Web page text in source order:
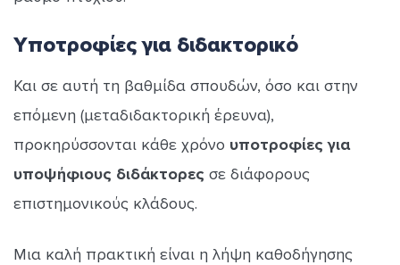
Υποτροφίες για διδακτορικό
Και σε αυτή τη βαθμίδα σπουδών, όσο και στην
επόμενη (μεταδιδακτορική έρευνα),
προκηρύσσονται κάθε χρόνο υποτροφίες για
υποψήφιους διδάκτορες σε διάφορους
επιστημονικούς κλάδους.
Μια καλή πρακτική είναι η λήψη καθοδήγησης